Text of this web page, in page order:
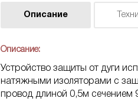
Описание
Описание:
Устройство защиты от дуги
натяжными изоляторами с
провод длиной 0,5м сечением